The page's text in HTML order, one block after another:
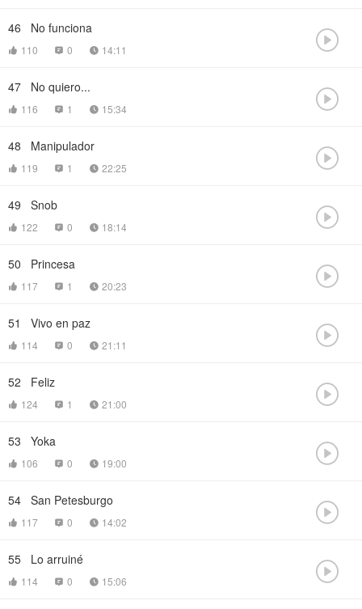
46 No funciona
 110  0  14:11 
47 No quiero...
 116  1  15:34 
48 Manipulador
 119  1  22:25 
49 Snob
 122  0  18:14 
50 Princesa
 117  1  20:23 
51 Vivo en paz
 114  0  21:11 
52 Feliz
 124  1  21:00 
53 Yoka
 106  0  19:00 
54 San Petesburgo
 117  0  14:02 
55 Lo arruiné
 114  0  15:06 